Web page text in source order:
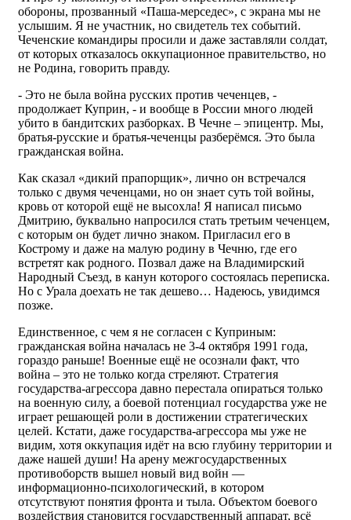
обороны, прозванный «Паша-мерседес», с экрана мы не
услышим. Я не участник, но свидетель тех событий.
Чеченские командиры просили и даже заставляли солдат,
от которых отказалось оккупационное правительство, но
не Родина, говорить правду.
- Это не была война русских против чеченцев, -
продолжает Куприн, - и вообще в России много людей
убито в бандитских разборках. В Чечне – эпицентр. Мы,
братья-русские и братья-чеченцы разберёмся. Это была
гражданская война.
Как сказал «дикий прапорщик», лично он встречался
только с двумя чеченцами, но он знает суть той войны,
кровь от которой ещё не высохла! Я написал письмо
Дмитрию, буквально напросился стать третьим чеченцем,
с которым он будет лично знаком. Пригласил его в
Кострому и даже на малую родину в Чечню, где его
встретят как родного. Позвал даже на Владимирский
Народный Съезд, в канун которого состоялась переписка.
Но с Урала доехать не так дешево… Надеюсь, увидимся
позже.
Единственное, с чем я не согласен с Куприным:
гражданская война началась не 3-4 октября 1991 года,
гораздо раньше! Военные ещё не осознали факт, что
война – это не только когда стреляют. Стратегия
государства-агрессора давно перестала опираться только
на военную силу, а боевой потенциал государства уже не
играет решающей роли в достижении стратегических
целей. Кстати, даже государства-агрессора мы уже не
видим, хотя оккупация идёт на всю глубину территории и
даже нашей души! На арену межгосударственных
противоборств вышел новый вид войн —
информационно-психологический, в котором
отсутствуют понятия фронта и тыла. Объектом боевого
воздействия становится государственный аппарат, всё